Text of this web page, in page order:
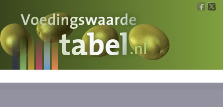
Voedingswaarde
Wat is wat?